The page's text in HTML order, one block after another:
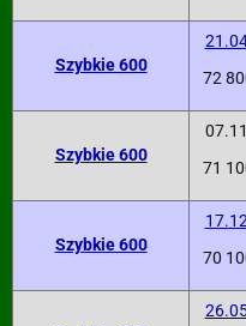
Szybkie 600
72
Szybkie 600
71
Szybkie 600
70